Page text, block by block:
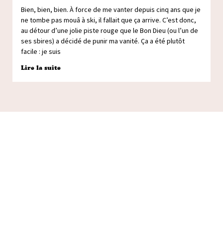
Bien, bien, bien. À force de me vanter depuis cinq ans que je
ne tombe pas mouâ à ski, il fallait que ça arrive. C’est donc,
au détour d’une jolie piste rouge que le Bon Dieu (ou l’un de
ses sbires) a décidé de punir ma vanité. Ça a été plutôt
facile : je suis
Lire la suite